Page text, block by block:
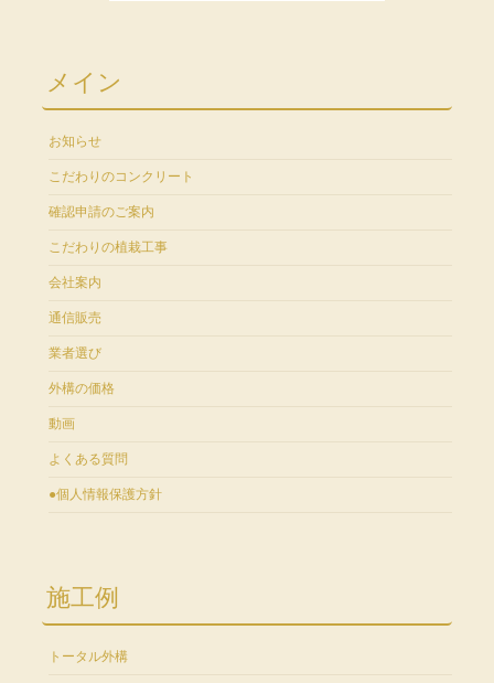
メイン
お知らせ
こだわりのコンクリート
確認申請のご案内
こだわりの植栽工事
会社案内
通信販売
業者選び
外構の価格
動画
よくある質問
●個人情報保護方針
施工例
トータル外構